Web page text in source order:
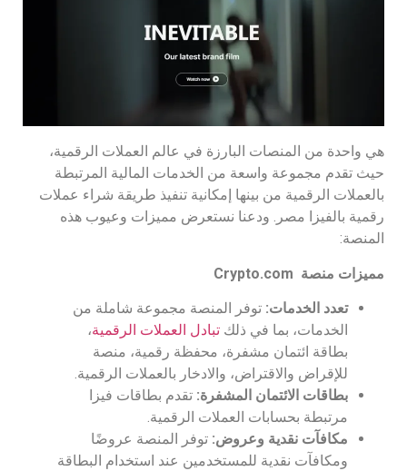
هي واحدة من المنصات البارزة في عالم العملات الرقمية،
حيث تقدم مجموعة واسعة من الخدمات المالية المرتبطة
بالعملات الرقمية من بينها إمكانية تنفيذ طريقة شراء عملات
رقمية بالفيزا مصر. ودعنا نستعرض مميزات وعيوب هذه
المنصة:
مميزات منصة
تعدد الخدمات: توفر المنصة مجموعة شاملة من
الخدمات، بما في ذلك تبادل العملات الرقمية،
بطاقة ائتمان مشفرة، محفظة رقمية، منصة
للإقراض والاقتراض، والادخار بالعملات الرقمية.
بطاقات الائتمان المشفرة: تقدم بطاقات فيزا
مرتبطة بحسابات العملات الرقمية.
مكافآت نقدية وعروض: توفر المنصة عروضًا
ومكافآت نقدية للمستخدمين عند استخدام البطاقة